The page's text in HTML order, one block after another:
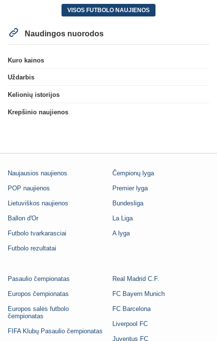
VISOS FUTBOLO NAUJIENOS
Naudingos nuorodos
Kuro kainos
Uždarbis
Kelionių istorijos
Krepšinio naujienos
Naujausios naujienos
POP naujienos
Lietuviškos naujienos
Ballon d'Or
Futbolo tvarkarasciai
Futbolo rezultatai
Čempionų lyga
Premier lyga
Bundesliga
La Liga
A lyga
Pasaulio čempionatas
Europos čempionatas
Europos salės futbolo
čempionatas
FIFA Klubų Pasaulio čempionatas
Real Madrid C.F.
FC Bayern Munich
FC Barcelona
Liverpool FC
Juventus FC